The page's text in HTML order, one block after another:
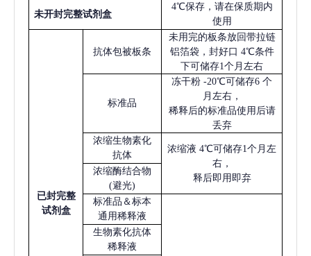
未开封完整试剂盒
4℃保存，请在保质期内
使用
已封完整
试剂盒
抗体包被板条
未用完的板条放回带拉链
铝箔袋，封好口 4℃条件
下可储存1个月左右
标准品
冻干粉 -20℃可储存6 个
月左右，
稀释后的标准品使用后请
丢弃
浓缩生物素化
抗体
浓缩液 4℃可储存1个月左
右，
释后即用即弃
浓缩酶结合物
(避光)
标准品＆标本
通用稀释液
生物素化抗体
稀释液